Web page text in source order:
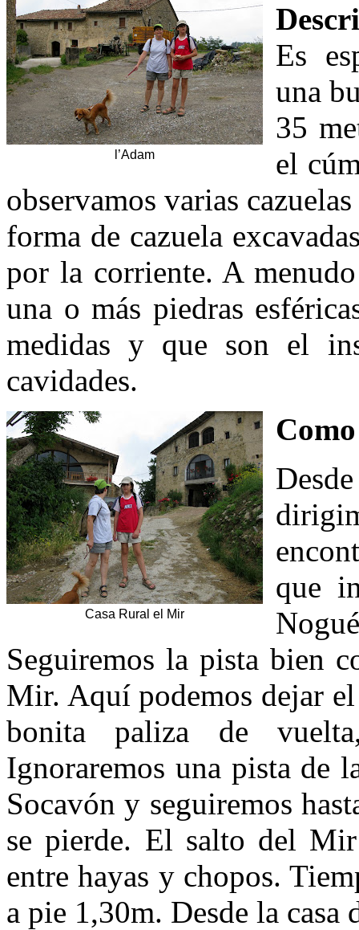
l’Adam
Es
una
35
el
observamos varias
forma de cazuela
por la corriente. A
una o más piedras
medidas y que son el
cavidades.
Casa Rural el Mir
que
Seguiremos la pista bien
Mir. Aquí podemos dejar
bonita paliza de
Ignoraremos una pista de
Socavón y seguiremos
se pierde. El salto del
entre hayas y chopos.
a pie 1,30m. Desde la